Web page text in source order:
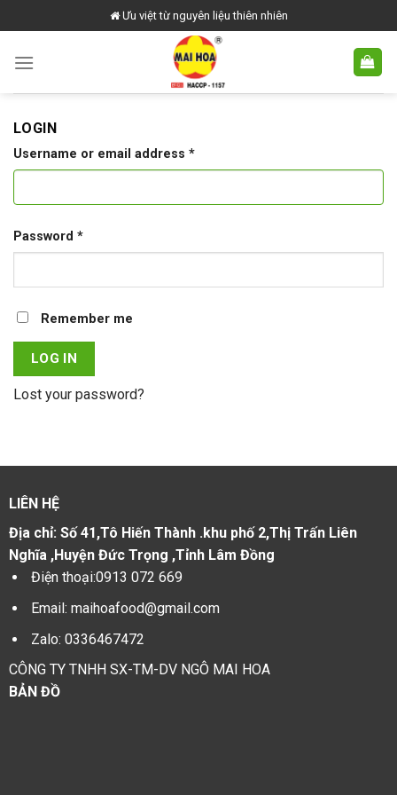
to
content
Ưu việt từ nguyên liệu thiên nhiên
LOGIN
Username or email address *
Password *
Remember me
LOG IN
Lost your password?
LIÊN HỆ
Địa chỉ: Số 41,Tô Hiến Thành .khu phố 2,Thị Trấn Liên
Nghĩa ,Huyện Đức Trọng ,Tỉnh Lâm Đồng
Điện thoại:0913 072 669
Email: maihoafood@gmail.com
Zalo: 0336467472
CÔNG TY TNHH SX-TM-DV NGÔ MAI HOA
BẢN ĐỒ